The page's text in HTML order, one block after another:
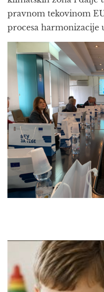
pravnom tekovinom
procesa harmonizacije